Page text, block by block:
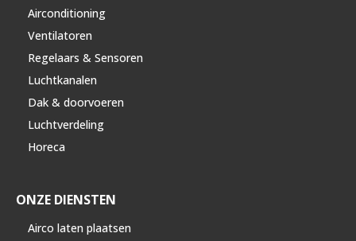
Airconditioning
Ventilatoren
Regelaars & Sensoren
Luchtkanalen
Dak & doorvoeren
Luchtverdeling
Horeca
ONZE DIENSTEN
Airco laten plaatsen